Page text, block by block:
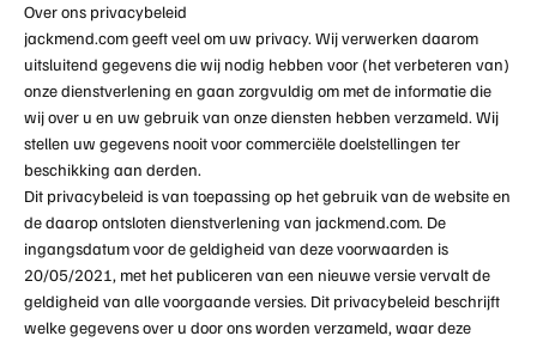
Over ons privacybeleid
jackmend.com geeft veel om uw privacy. Wij verwerken daarom
uitsluitend gegevens die wij nodig hebben voor (het verbeteren van)
onze dienstverlening en gaan zorgvuldig om met de informatie die
wij over u en uw gebruik van onze diensten hebben verzameld. Wij
stellen uw gegevens nooit voor commerciële doelstellingen ter
beschikking aan derden.
Dit privacybeleid is van toepassing op het gebruik van de website en
de daarop ontsloten dienstverlening van jackmend.com. De
ingangsdatum voor de geldigheid van deze voorwaarden is
20/05/2021, met het publiceren van een nieuwe versie vervalt de
geldigheid van alle voorgaande versies. Dit privacybeleid beschrijft
welke gegevens over u door ons worden verzameld, waar deze